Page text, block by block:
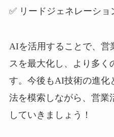
✅ リードジェネレーショ
AIを活用することで、営
スを最大化し、より多く
す。今後もAI技術の進化
法を模索しながら、営業
していきましょう！